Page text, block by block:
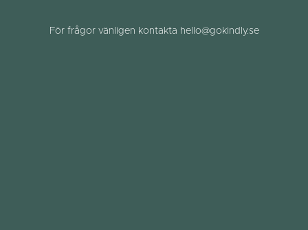
För frågor vänligen kontakta hello@gokindly.se